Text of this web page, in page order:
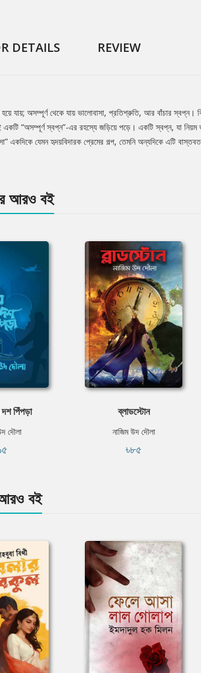
DETAILS REVIEW
যায়; অসম্পূর্ণ থেকে যায় ভালোবাসা, প্রতিশ্রুতি, আর বাঁচার স্বপ্ন।
“অসম্পূর্ণ স্বপ্ন”-এর রহস্যে জড়িয়ে পড়ে। একটি স্বপ্ন, যা নিয়ম
একদিকে যেমন হৃদয়বিদারক প্রেমের গল্প, তেমনি অন্যদিকে এটি
আরও বই
দশ পিঁপড়া
দৌলা
ব্লাডস্টোন
নাজিম উদ দৌলা
৳৮৫
বই